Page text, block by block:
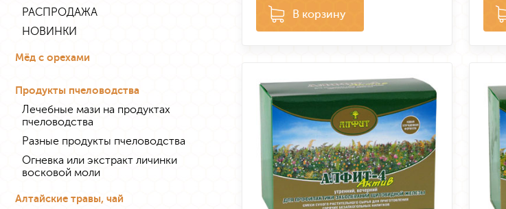
РАСПРОДАЖА
НОВИНКИ
Мёд с орехами
Продукты пчеловодства
Лечебные мази на продуктах
пчеловодства
Разные продукты пчеловодства
Огневка или экстракт личинки
восковой моли
Алтайские травы, чай
В корзину